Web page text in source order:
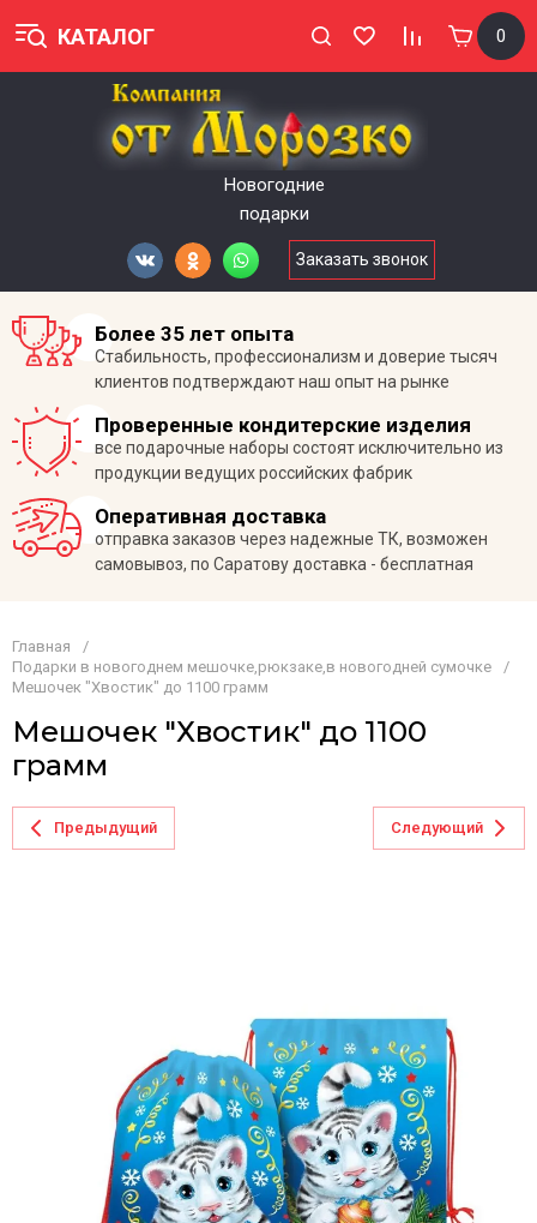
КАТАЛОГ 0
Новогодние
подарки
Заказать звонок
Более 35 лет опыта
Стабильность, профессионализм и доверие тысяч
клиентов подтверждают наш опыт на рынке
Проверенные кондитерские изделия
все подарочные наборы состоят исключительно из
продукции ведущих российских фабрик
Оперативная доставка
отправка заказов через надежные ТК, возможен
самовывоз, по Саратову доставка - бесплатная
Главная
/
Подарки в новогоднем мешочке,рюкзаке,в новогодней сумочке
/
Мешочек "Хвостик" до 1100 грамм
Мешочек "Хвостик" до 1100
грамм
Предыдущий Следующий